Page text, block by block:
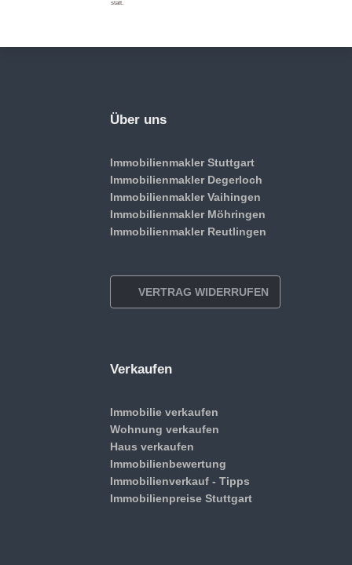
statt.
Über uns
Immobilienmakler Stuttgart
Immobilienmakler Degerloch
Immobilienmakler Vaihingen
Immobilienmakler Möhringen
Immobilienmakler Reutlingen
VERTRAG WIDERRUFEN
Verkaufen
Immobilie verkaufen
Wohnung verkaufen
Haus verkaufen
Immobilienbewertung
Immobilienverkauf - Tipps
Immobilienpreise Stuttgart